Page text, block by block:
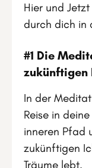
Hier und
durch dich in
#1 Die
zukünftigen
In der
Reise in
inneren Pfad
zukünftigen
Träume lebt.